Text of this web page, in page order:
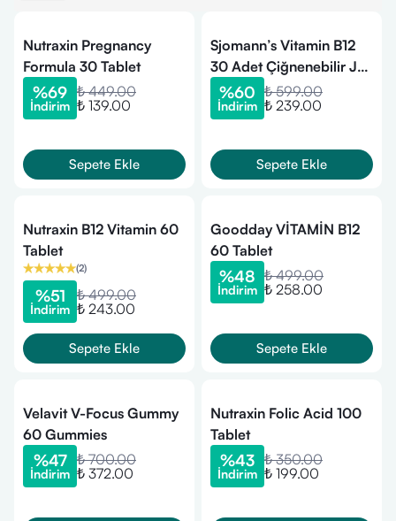
Nutraxin Pregnancy
Formula 30 Tablet
%69
İndirim
₺ 449.00
₺ 139.00
Sepete Ekle
Sjomann’s Vitamin B12
30 Adet Çiğnenebilir Jel
Form
%60
İndirim
₺ 599.00
₺ 239.00
Sepete Ekle
Nutraxin B12 Vitamin 60
Tablet
(2)
%51
İndirim
₺ 499.00
₺ 243.00
Sepete Ekle
Goodday VİTAMİN B12
60 Tablet
%48
İndirim
₺ 499.00
₺ 258.00
Sepete Ekle
Velavit V-Focus Gummy
60 Gummies
%47
İndirim
₺ 700.00
₺ 372.00
Nutraxin Folic Acid 100
Tablet
%43
İndirim
₺ 350.00
₺ 199.00